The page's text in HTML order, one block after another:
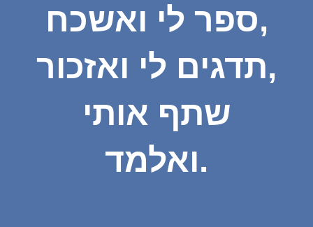
ספר לי ואשכח,
תדגים לי ואזכור,
שתף אותי
ואלמד.